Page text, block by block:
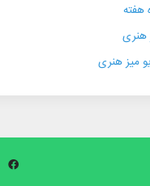
هفته
هنری
میز هنری